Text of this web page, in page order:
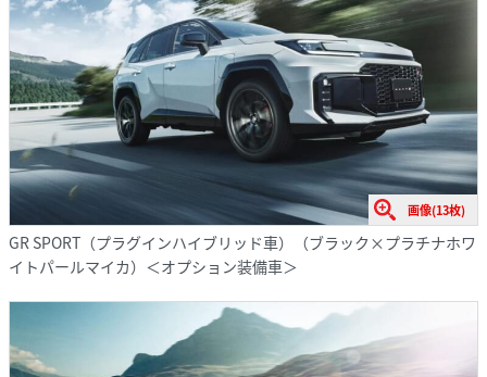
画像(13枚)
GR SPORT（プラグインハイブリッド車）（ブラック×プラチナホワ
イトパールマイカ）＜オプション装備車＞